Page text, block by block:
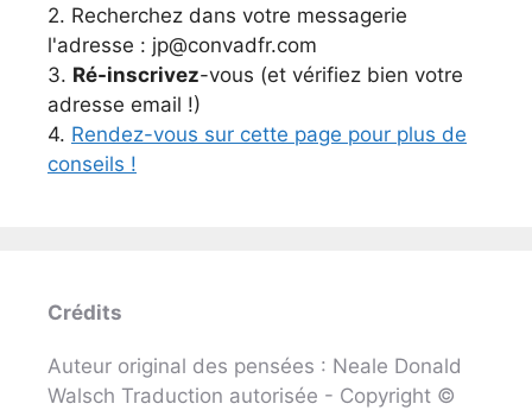
2. Recherchez dans votre messagerie
l'adresse : jp@convadfr.com
3. Ré-inscrivez-vous (et vérifiez bien votre
adresse email !)
4. Rendez-vous sur cette page pour plus de
conseils !
Crédits
Auteur original des pensées : Neale Donald
Walsch Traduction autorisée - Copyright ©